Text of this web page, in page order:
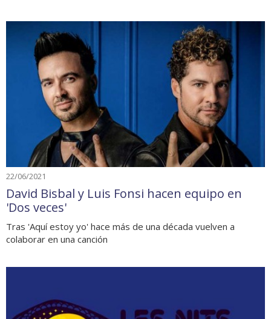
22/06/2021
David Bisbal y Luis Fonsi hacen equipo en
'Dos veces'
Tras 'Aquí estoy yo' hace más de una década vuelven a
colaborar en una canción